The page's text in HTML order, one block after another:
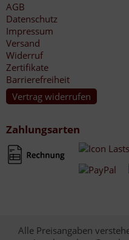
AGB
Datenschutz
Impressum
Versand
Widerruf
Zertifikate
Barrierefreiheit
Vertrag widerrufen
Zahlungsarten
Alle Preisangaben